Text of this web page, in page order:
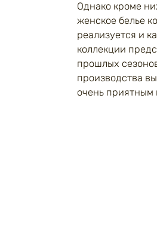
Однако кроме
женское белье
реализуется и
коллекции
прошлых
производства
очень приятным